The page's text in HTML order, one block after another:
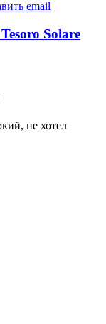
email
Solare
не хотел